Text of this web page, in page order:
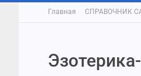
Главная СПРАВОЧНИК